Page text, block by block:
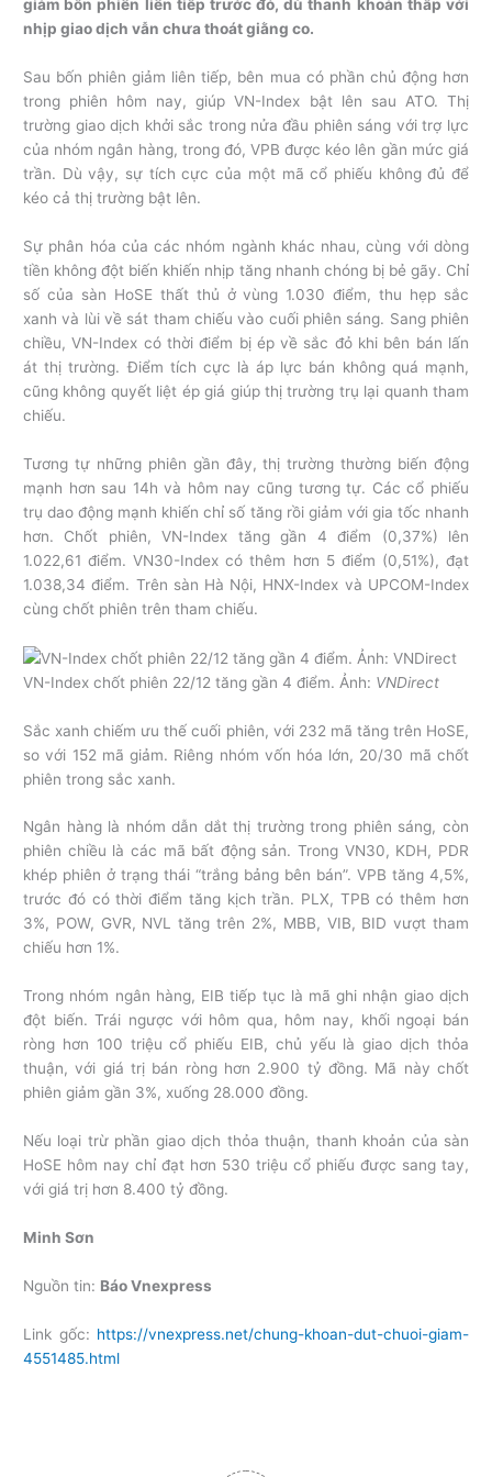
giảm bốn phiên liên tiếp trước đó, dù thanh khoản thấp với
nhịp giao dịch vẫn chưa thoát giằng co.
Sau bốn phiên giảm liên tiếp, bên mua có phần chủ động hơn
trong phiên hôm nay, giúp VN-Index bật lên sau ATO. Thị
trường giao dịch khởi sắc trong nửa đầu phiên sáng với trợ lực
của nhóm ngân hàng, trong đó, VPB được kéo lên gần mức giá
trần. Dù vậy, sự tích cực của một mã cổ phiếu không đủ để
kéo cả thị trường bật lên.
Sự phân hóa của các nhóm ngành khác nhau, cùng với dòng
tiền không đột biến khiến nhịp tăng nhanh chóng bị bẻ gãy. Chỉ
số của sàn HoSE thất thủ ở vùng 1.030 điểm, thu hẹp sắc
xanh và lùi về sát tham chiếu vào cuối phiên sáng. Sang phiên
chiều, VN-Index có thời điểm bị ép về sắc đỏ khi bên bán lấn
át thị trường. Điểm tích cực là áp lực bán không quá mạnh,
cũng không quyết liệt ép giá giúp thị trường trụ lại quanh tham
chiếu.
Tương tự những phiên gần đây, thị trường thường biến động
mạnh hơn sau 14h và hôm nay cũng tương tự. Các cổ phiếu
trụ dao động mạnh khiến chỉ số tăng rồi giảm với gia tốc nhanh
hơn. Chốt phiên, VN-Index tăng gần 4 điểm (0,37%) lên
1.022,61 điểm. VN30-Index có thêm hơn 5 điểm (0,51%), đạt
1.038,34 điểm. Trên sàn Hà Nội, HNX-Index và UPCOM-Index
cùng chốt phiên trên tham chiếu.
VN-Index chốt phiên 22/12 tăng gần 4 điểm. Ảnh: VNDirect
Sắc xanh chiếm ưu thế cuối phiên, với 232 mã tăng trên HoSE,
so với 152 mã giảm. Riêng nhóm vốn hóa lớn, 20/30 mã chốt
phiên trong sắc xanh.
Ngân hàng là nhóm dẫn dắt thị trường trong phiên sáng, còn
phiên chiều là các mã bất động sản. Trong VN30, KDH, PDR
khép phiên ở trạng thái “trắng bảng bên bán”. VPB tăng 4,5%,
trước đó có thời điểm tăng kịch trần. PLX, TPB có thêm hơn
3%, POW, GVR, NVL tăng trên 2%, MBB, VIB, BID vượt tham
chiếu hơn 1%.
Trong nhóm ngân hàng, EIB tiếp tục là mã ghi nhận giao dịch
đột biến. Trái ngược với hôm qua, hôm nay, khối ngoại bán
ròng hơn 100 triệu cổ phiếu EIB, chủ yếu là giao dịch thỏa
thuận, với giá trị bán ròng hơn 2.900 tỷ đồng. Mã này chốt
phiên giảm gần 3%, xuống 28.000 đồng.
Nếu loại trừ phần giao dịch thỏa thuận, thanh khoản của sàn
HoSE hôm nay chỉ đạt hơn 530 triệu cổ phiếu được sang tay,
với giá trị hơn 8.400 tỷ đồng.
Minh Sơn
Nguồn tin: Báo Vnexpress
Link gốc: https://vnexpress.net/chung-khoan-dut-chuoi-giam-
4551485.html